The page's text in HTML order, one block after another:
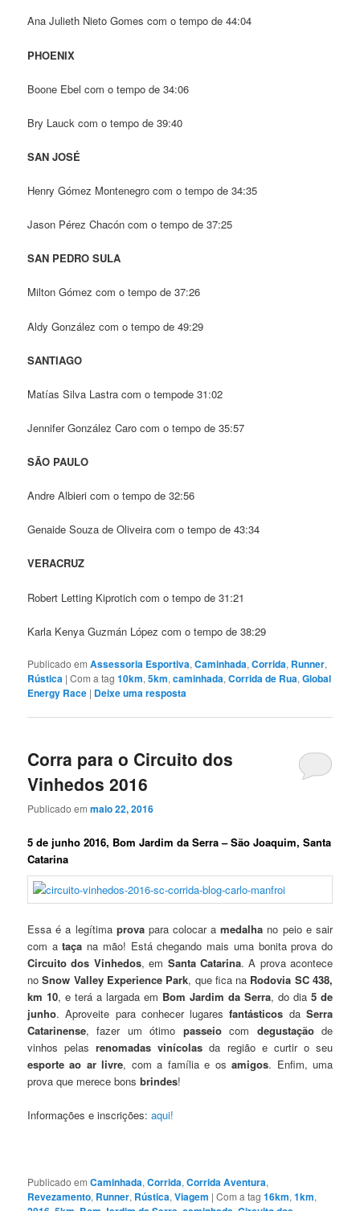
Ana Julieth Nieto Gomes com o tempo de 44:04
PHOENIX
Boone Ebel com o tempo de 34:06
Bry Lauck com o tempo de 39:40
SAN JOSÉ
Henry Gómez Montenegro com o tempo de 34:35
Jason Pérez Chacón com o tempo de 37:25
SAN PEDRO SULA
Milton Gómez com o tempo de 37:26
Aldy González com o tempo de 49:29
SANTIAGO
Matías Silva Lastra com o tempode 31:02
Jennifer González Caro com o tempo de 35:57
SÃO PAULO
Andre Albieri com o tempo de 32:56
Genaide Souza de Oliveira com o tempo de 43:34
VERACRUZ
Robert Letting Kiprotich com o tempo de 31:21
Karla Kenya Guzmán López com o tempo de 38:29
Publicado em Assessoria Esportiva,Caminhada,Corrida, Runner,
Rústica |Com a tag10km,5km,caminhada,Corrida de Rua,Global
Energy Race | Deixe uma resposta
Corra para o Circuito dos
Vinhedos 2016
Publicado emmaio 22, 2016
5 de junho 2016, Bom Jardim da Serra – São Joaquim, Santa
Catarina
Essa é a legítima provapara colocar amedalha no peio e sair
com ataça na mão! Está chegando mais uma bonita prova do
Circuito dos Vinhedos, em Santa Catarina. A prova acontece
noSnow Valley Experience Park, que fica na Rodovia SC 438,
km 10, e terá a largada em Bom Jardim da Serra, do dia 5 de
junho. Aproveite para conhecer lugaresfantásticos da Serra
Catarinense, fazer um ótimo passeiocom degustaçãode
vinhos pelasrenomadas vinícolas da região e curtir o seu
esporte ao ar livre, com a família e osamigos. Enfim, uma
prova que merece bonsbrindes!
Informações e inscrições:aqui!
Publicado em Caminhada,Corrida,Corrida Aventura,
Revezamento, Runner, Rústica,Viagem |Com a tag16km,1km,